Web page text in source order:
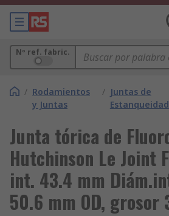
Nº ref. fabric.
/ Rodamientos
y Juntas
/ Juntas de
Estanqueidad
Junta tórica de
Hutchinson Le Joint
int. 43.4 mm
50.6 mm OD, grosor